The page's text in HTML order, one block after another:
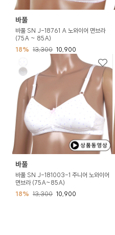
바풀
바풀 SN J-18761 A 노와이어 면브라
(75A ~ 85A)
18% 13,300 10,900
바풀
바풀 SN J-181003-1 주니어 노와이어
면브라 (75A~85A)
18% 13,300 10,900